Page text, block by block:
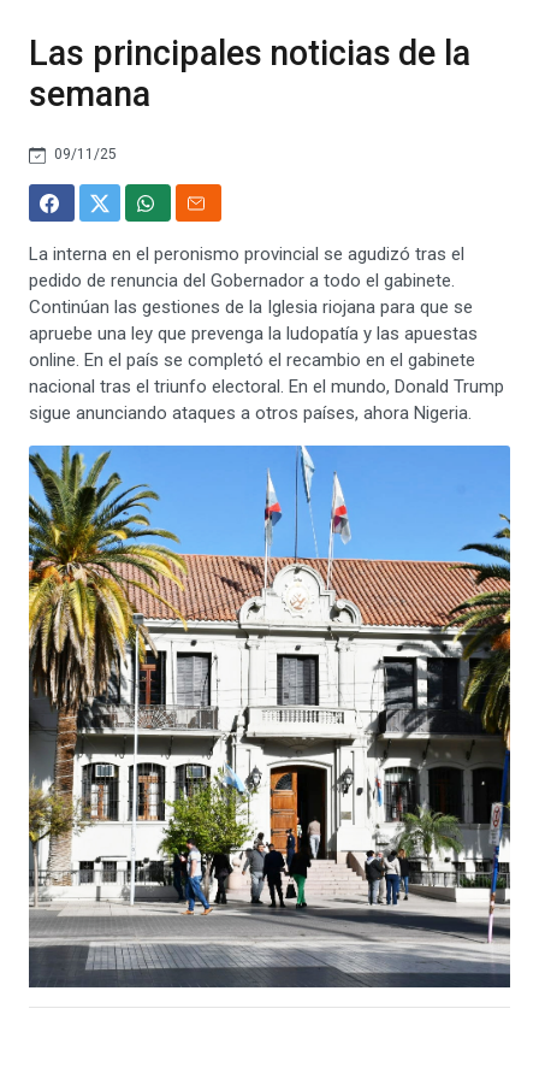
Las principales noticias de la
semana
09/11/25
La interna en el peronismo provincial se agudizó tras el
pedido de renuncia del Gobernador a todo el gabinete.
Continúan las gestiones de la Iglesia riojana para que se
apruebe una ley que prevenga la ludopatía y las apuestas
online. En el país se completó el recambio en el gabinete
nacional tras el triunfo electoral. En el mundo, Donald Trump
sigue anunciando ataques a otros países, ahora Nigeria.